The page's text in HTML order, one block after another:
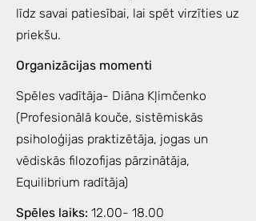
līdz savai patiesībai, lai spēt virzīties uz
priekšu.
Organizācijas momenti
Spēles vadītāja- Diāna Kļimčenko
(Profesionālā kouče, sistēmiskās
psiholoģijas praktizētāja, jogas un
vēdiskās filozofijas pārzinātāja,
Equilibrium radītāja)
Spēles laiks: 12.00- 18.00